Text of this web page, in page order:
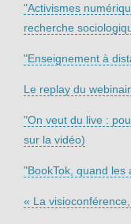
"Activismes
recherche
"Enseignement à
Le replay du
"On veut du live :
sur la vidéo)
"BookTok, quand
« La